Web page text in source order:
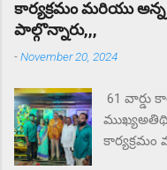
సేవలను
కుమారి
శివ
దేశాలలో
కార్యక్రమం మరియు
పాల్గొన్నారు,,,
-November 20, 2024
61 వార్డు